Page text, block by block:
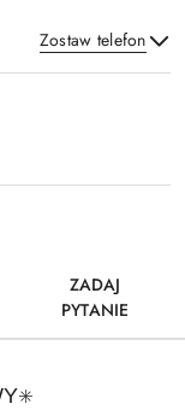
Zostaw telefon
ZADAJ
PYTANIE
✳️